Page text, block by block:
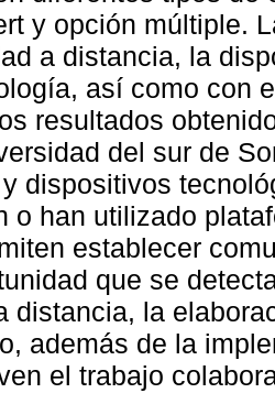
y opción múltiple.
a distancia, la
así como con
resultados
del sur de
dispositivos
o han utilizado
establecer
que se
distancia, la
además de la
el trabajo